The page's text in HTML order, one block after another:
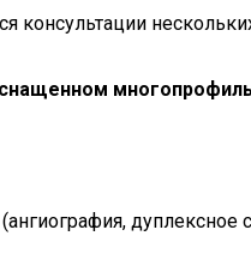
консультации